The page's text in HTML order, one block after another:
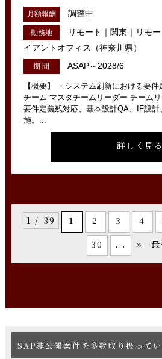
月額報酬 調整中
勤務地
リモート｜関東｜リモ
イアントオフィス（神奈川県）
期 間 ASAP～2028/6
【概要】 ・システム刷新における要
チーム マスタチームリーダー チーム
要件定義残対応、基本設計QA、IF設
施。...
詳しく見る
1 / 39 1 2 3 4
30
... »
SAP非公開案件を多数取り扱って